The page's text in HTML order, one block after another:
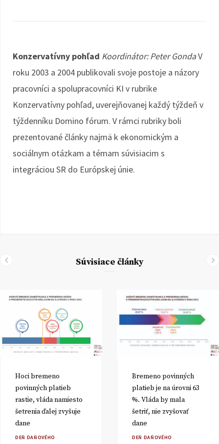
Konzervatívny pohľad Koordinátor: Peter GondaV
roku 2003 a 2004 publikovali svoje postoje a názory
pracovníci a spolupracovníci KI v rubrike
Konzervatívny pohľad, uverejňovanej každý týždeň v
týždenníku Domino fórum. V rámci rubriky boli
prezentované články najmä k ekonomickým a
sociálnym otázkam a témam súvisiacim s
integráciou SR do Európskej únie.
Súvisiace články
Hoci bremeno
povinných platieb
rastie, vláda namiesto
šetrenia ďalej zvyšuje
dane
DEŇ DAŇOVÉHO
Bremeno povinných
platieb je na úrovni 63
%. Vláda by mala
šetriť, nie zvyšovať
dane
DEŇ DAŇOVÉHO